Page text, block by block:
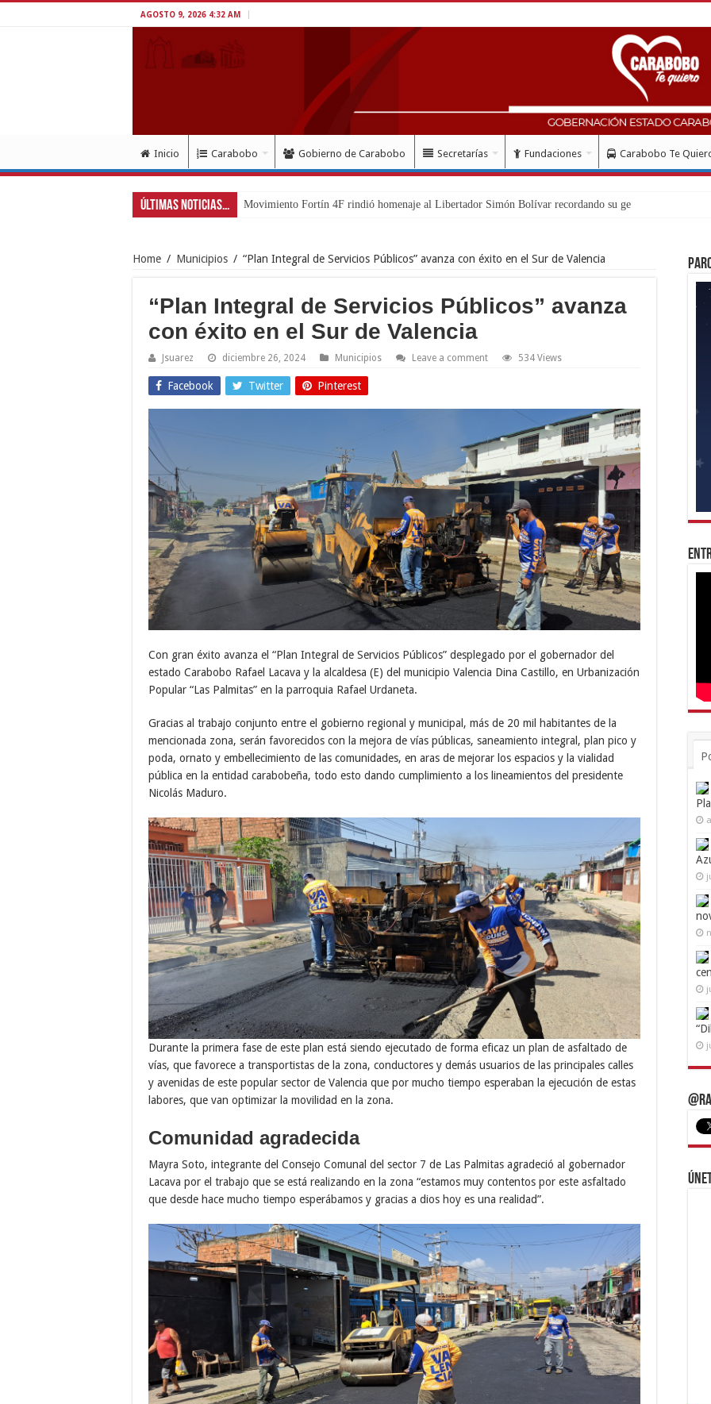
AGOSTO 9, 2026 4:32 AM
Inicio Carabobo Gobierno de Carabobo Secretarías Fundaciones Carabobo Te
Últimas Noticias... Exitoso despliegue de salud con in
Home / Municipios / “Plan Integral de Servicios Públicos” avanza con éxito en el Sur de Valencia
“Plan Integral de Servicios Públicos” avanza
con éxito en el Sur de Valencia
Jsuarez diciembre 26, 2024 Municipios Leave a comment 534 Views
Facebook Twitter Pinterest
Con gran éxito avanza el “Plan Integral de Servicios Públicos” desplegado por el gobernador del
estado Carabobo Rafael Lacava y la alcaldesa (E) del municipio Valencia Dina Castillo, en Urbanización
Popular “Las Palmitas” en la parroquia Rafael Urdaneta.
Gracias al trabajo conjunto entre el gobierno regional y municipal, más de 20 mil habitantes de la
mencionada zona, serán favorecidos con la mejora de vías públicas, saneamiento integral, plan pico y
poda, ornato y embellecimiento de las comunidades, en aras de mejorar los espacios y la vialidad
pública en la entidad carabobeña, todo esto dando cumplimiento a los lineamientos del presidente
Nicolás Maduro.
Durante la primera fase de este plan está siendo ejecutado de forma eficaz un plan de asfaltado de
vías, que favorece a transportistas de la zona, conductores y demás usuarios de las principales calles
y avenidas de este popular sector de Valencia que por mucho tiempo esperaban la ejecución de estas
labores, que van optimizar la movilidad en la zona.
Comunidad agradecida
Mayra Soto, integrante del Consejo Comunal del sector 7 de Las Palmitas agradeció al gobernador
Lacava por el trabajo que se está realizando en la zona “estamos muy contentos por este asfaltado
que desde hace mucho tiempo esperábamos y gracias a dios hoy es una realidad”.